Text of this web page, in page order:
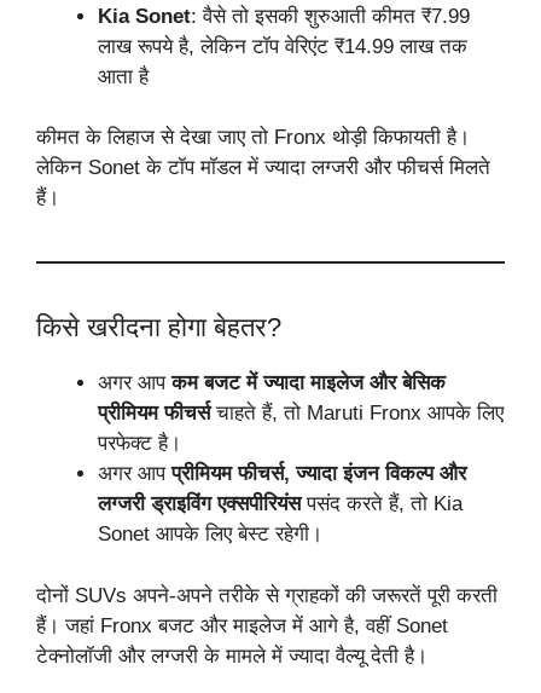
Kia Sonet: वैसे तो इसकी शुरुआती कीमत ₹7.99
लाख रूपये है, लेकिन टॉप वेरिएंट ₹14.99 लाख तक
आता है
कीमत के लिहाज से देखा जाए तो Fronx थोड़ी किफायती है।
लेकिन Sonet के टॉप मॉडल में ज्यादा लग्जरी और फीचर्स मिलते
हैं।
किसे खरीदना होगा बेहतर?
अगर आपकम बजट में ज्यादा माइलेज और बेसिक
प्रीमियम फीचर्सचाहते हैं, तो Maruti Fronx आपके लिए
परफेक्ट है।
अगर आपप्रीमियम फीचर्स, ज्यादा इंजन विकल्प और
लग्जरी ड्राइविंग एक्सपीरियंसपसंद करते हैं, तो Kia
Sonet आपके लिए बेस्ट रहेगी।
दोनों SUVs अपने-अपने तरीके से ग्राहकों की जरूरतें पूरी करती
हैं। जहां Fronx बजट और माइलेज में आगे है, वहीं Sonet
टेक्नोलॉजी और लग्जरी के मामले में ज्यादा वैल्यू देती है।